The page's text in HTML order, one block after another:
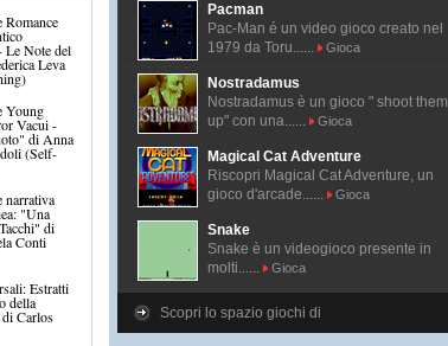
Romance
Le Note del
Leva
Young
Vacui -
di Anna
(Self-
narrativa
"Una
di
Conti
Estratti
della
Carlos
Pacman
Pac-Man é un video gioco creato nel
1979 da Toru......
Gioca
Nostradamus
Nostradamus è un gioco " shoot them
up" con una......
Gioca
Magical Cat Adventure
Riscopri Magical Cat Adventure, un
gioco d'arcade......
Gioca
Snake
Snake è un videogioco presente in
molti......
Gioca
Scopri lo spazio giochi di